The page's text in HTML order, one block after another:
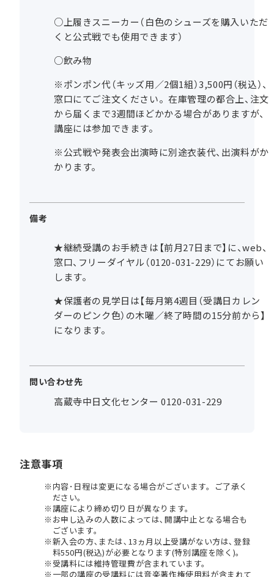
○上履きスニーカー（白色のシューズを購入いただ
くと公式戦でも使用できます）
○飲み物
※ポンポン代（キッズ用／2個1組）3,500円（税込）、
窓口にてご注文ください。在庫管理の都合上、注文
から届くまで3週間ほどかかる場合がありますが、
講座には参加できます。
※公式戦や発表会出演時に別途衣装代、出演料がか
かります。
備考
★継続受講のお手続きは【前月27日まで】に、web、
窓口、フリーダイヤル（0120-031-229）にてお願い
します。
★保護者の見学日は【毎月第4週目（受講日カレン
ダーのピンク色）の木曜／終了時間の15分前から】
になります。
問い合わせ先
高蔵寺中日文化センター 0120-031-229
注意事項
内容･日程は変更になる場合がございます。ご了承く
ださい。
講座により締め切り日が異なります。
お申し込みの人数によっては､開講中止となる場合も
ございます。
新入会の方､または､13ヵ月以上受講がない方は､登録
料550円(税込)が必要となります(特別講座を除く)。
受講料には維持管理費が含まれています。
一部の講座の受講料には音楽著作権使用料が含まれて